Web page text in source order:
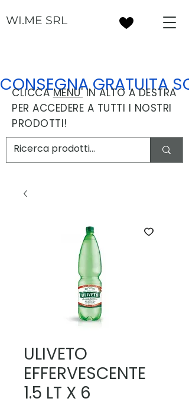
WI.ME SRL
CONSEGNA GRATUITA
CLICCAMENU' IN ALTO A DESTRA
PER ACCEDERE A TUTTI I NOSTRI
PRODOTTI!
ULIVETO
EFFERVESCENTE
1.5 LT X 6